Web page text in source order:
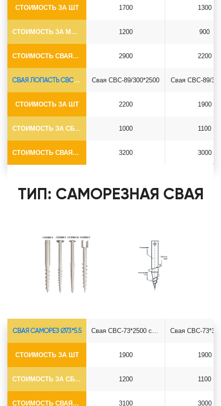
СТОИМОСТЬ ЗА ШТ
СТОИМОСТЬ ЗА МОНТАЖ
СТОИМОСТЬ СВАЯ+СБОРКА (БЕЗ ОГОЛОВКА)
1700
1200
2900
1300
900
2200
СВАЯ ЛОПАСТЬ СВС-Ø89*6.5
СТОИМОСТЬ ЗА ШТ
СТОИМОСТЬ ЗА СБОРКУ
СТОИМОСТЬ СВАЯ+СБОРКА (БЕЗ ОГОЛОВКА)
Свая СВС-89/300*2500
2200
1000
3200
Свая СВС-89/
1900
1100
3000
ТИП: САМОРЕЗНАЯ СВАЯ
СВАЯ САМОРЕЗ Ø73*5.5
СТОИМОСТЬ ЗА ШТ
СТОИМОСТЬ ЗА СБОРКУ
СТОИМОСТЬ СВАЯ+СБОРКА (БЕЗ ОГОЛОВКА)
1900
1200
3100
1900
1100
3000